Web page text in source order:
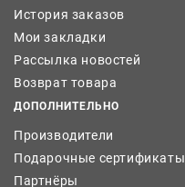
История заказов
Мои закладки
Рассылка новостей
Возврат товара
ДОПОЛНИТЕЛЬНО
Производители
Подарочные сертификаты
Партнёры